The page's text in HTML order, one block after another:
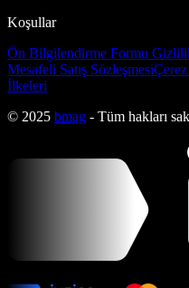
Koşullar
Ön Bilgilendirme Formu
Mesafeli Satış Sözleşmesi
İlkeleri
© 2025 bmag - Tüm hakları